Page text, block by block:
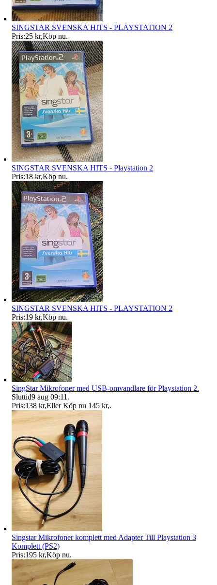
SINGSTAR SVENSKA HITS - PLAYSTATION 2
Pris:25 kr,Köp nu.
SINGSTAR SVENSKA HITS - Playstation 2
Pris:18 kr,Köp nu.
SINGSTAR SVENSKA HITS - PLAYSTATION 2
Pris:19 kr,Köp nu.
SingStar Mikrofoner med USB-omvandlare för Playstation 2.
Sluttid9 aug 09:11 .
Pris:138 kr,Eller Köp nu 145 kr,.
Singstar Mikrofoner komplett med Adapter Till Playstation 3
Komplett (PS2)
Pris:195 kr,Köp nu.